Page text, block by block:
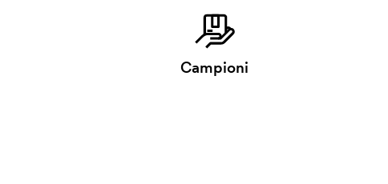
Campioni